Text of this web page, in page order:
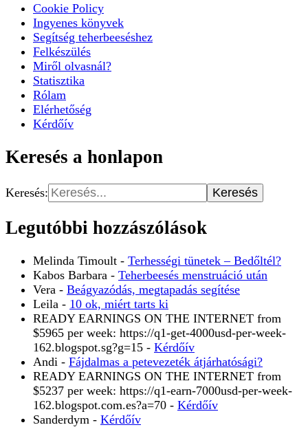
Cookie Policy
Ingyenes könyvek
Segítség teherbeeséshez
Felkészülés
Miről olvasnál?
Statisztika
Rólam
Elérhetőség
Kérdőív
Keresés a honlapon
Keresés:
Legutóbbi hozzászólások
Melinda Timoult - Terhességi tünetek – Bedőltél?
Kabos Barbara - Teherbeesés menstruáció után
Vera - Beágyazódás, megtapadás segítése
Leila - 10 ok, miért tarts ki
READY EARNINGS ON THE INTERNET from
$5965 per week: https://q1-get-4000usd-per-week-
162.blogspot.sg?g=15 - Kérdőív
Andi - Fájdalmas a petevezeték átjárhatósági?
READY EARNINGS ON THE INTERNET from
$5237 per week: https://q1-earn-7000usd-per-week-
162.blogspot.com.es?a=70 - Kérdőív
Sanderdym - Kérdőív